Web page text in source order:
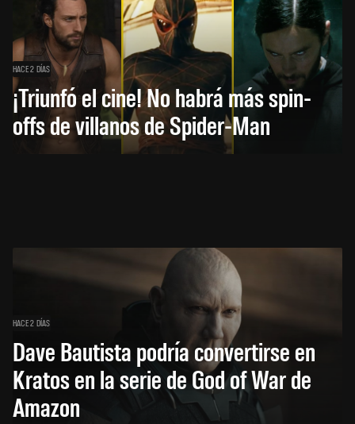
HACE 2 DÍAS
¡Triunfó el cine! No habrá más spin-
offs de villanos de Spider-Man
HACE 2 DÍAS
Dave Bautista podría convertirse en
Kratos en la serie de God of War de
Amazon